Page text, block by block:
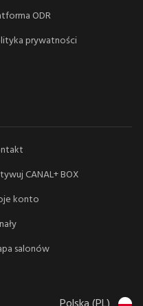
ODR
prywatności
CANAL+ BOX
konto
salonów